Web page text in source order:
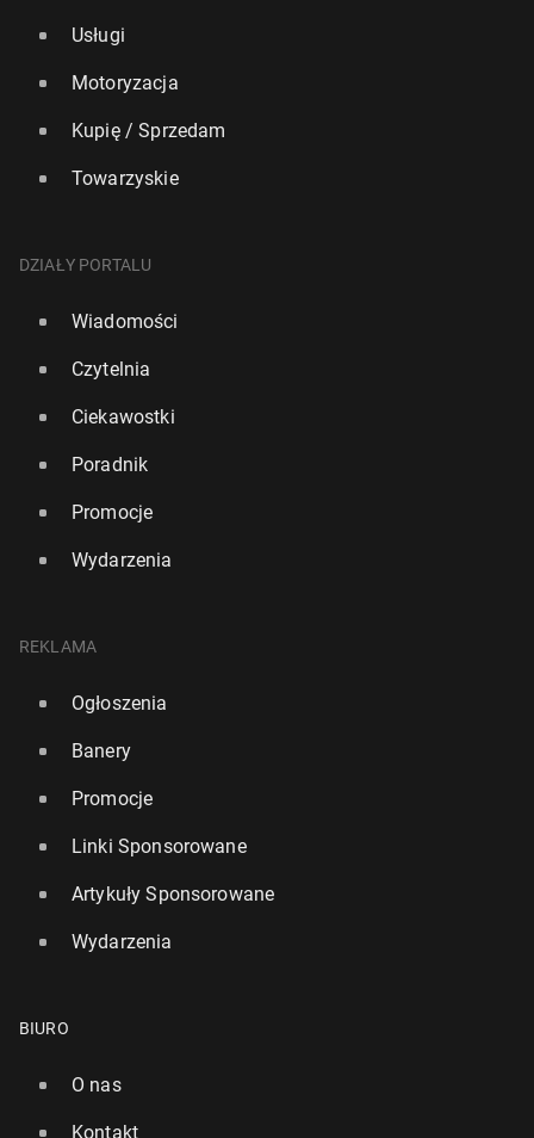
Usługi
Motoryzacja
Kupię / Sprzedam
Towarzyskie
DZIAŁY PORTALU
Wiadomości
Czytelnia
Ciekawostki
Poradnik
Promocje
Wydarzenia
REKLAMA
Ogłoszenia
Banery
Promocje
Linki Sponsorowane
Artykuły Sponsorowane
Wydarzenia
BIURO
O nas
Kontakt